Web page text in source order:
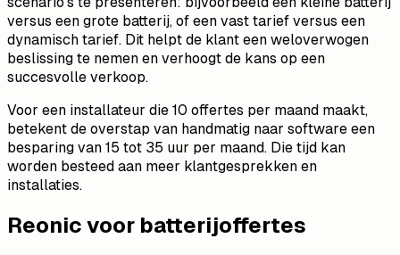
versus een grote batterij, of een vast tarief versus een
dynamisch tarief. Dit helpt de klant een weloverwogen
beslissing te nemen en verhoogt de kans op een
succesvolle verkoop.
Voor een installateur die 10 offertes per maand maakt,
betekent de overstap van handmatig naar software een
besparing van 15 tot 35 uur per maand. Die tijd kan
worden besteed aan meer klantgesprekken en
installaties.
Reonic voor batterijoffertes